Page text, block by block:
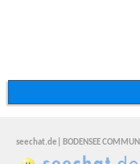
seechat.de| BODENSEE